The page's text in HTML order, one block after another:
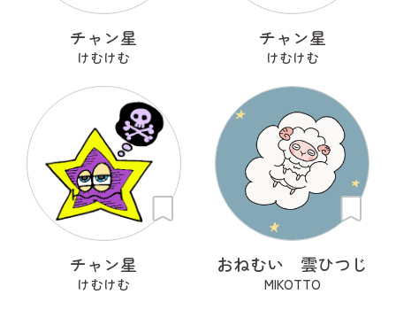
チャン星
けむけむ
チャン星
けむけむ
チャン星
けむけむ
おねむい 雲ひつじ
MIKOTTO